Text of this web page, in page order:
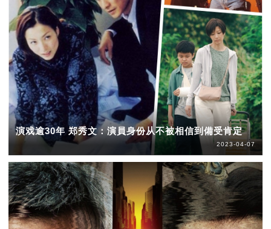
演戏逾30年 郑秀文：演員身份从不被相信到備受肯定
2023-04-07